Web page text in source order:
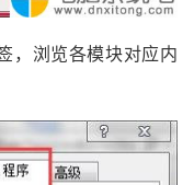
，浏览各模块对应内